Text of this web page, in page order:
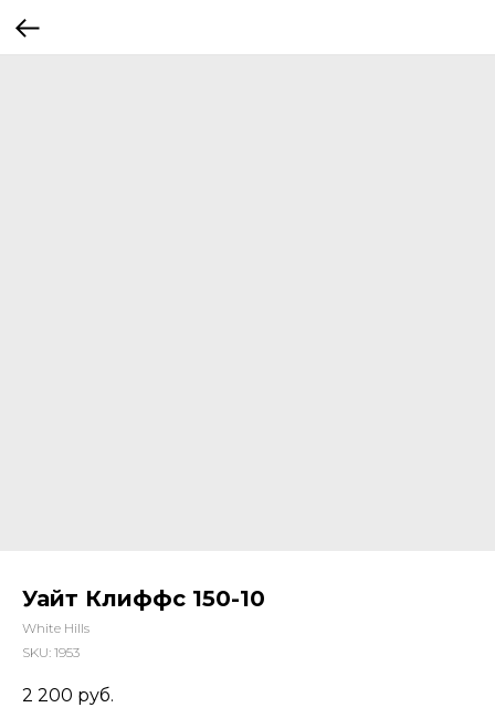
Уайт Клиффс 150-10
White Hills
SKU: 1953
2 200 руб.